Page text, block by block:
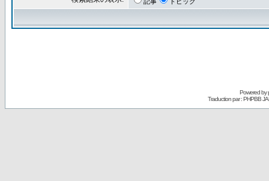
Powered by
Traduction par : PHPBB